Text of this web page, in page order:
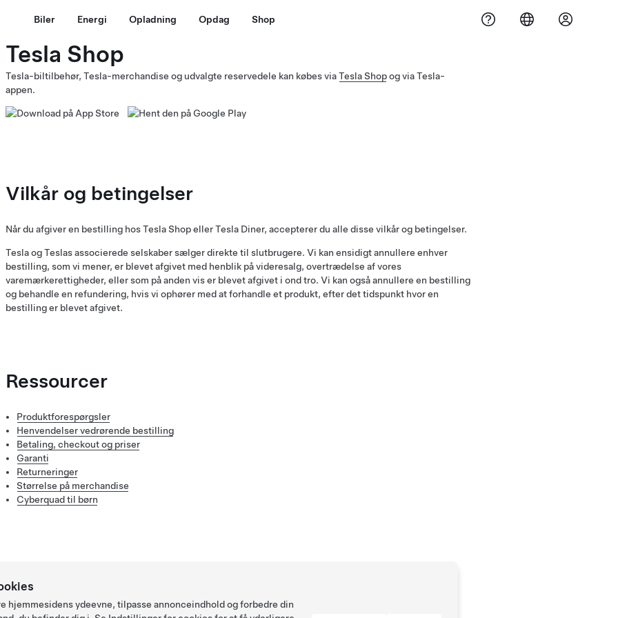
Biler Energi Opladning Opdag Shop
Tesla Shop
Tesla-biltilbehør, Tesla-merchandise og udvalgte reservedele kan købes viaTesla Shopog via Tesla-
appen.
Vilkår og betingelser
Når du afgiver en bestilling hos Tesla Shop eller Tesla Diner, accepterer du alle disse vilkår og betingelser.
Tesla og Teslas associerede selskaber sælger direkte til slutbrugere. Vi kan ensidigt annullere enhver
bestilling, som vi mener, er blevet afgivet med henblik på videresalg, overtrædelse af vores
varemærkerettigheder, eller som på anden vis er blevet afgivet i ond tro. Vi kan også annullere en bestilling
og behandle en refundering, hvis vi ophører med at forhandle et produkt, efter det tidspunkt hvor en
bestilling er blevet afgivet.
Ressourcer
Produktforespørgsler
Henvendelser vedrørende bestilling
Betaling, checkout og priser
Garanti
Returneringer
Størrelse på merchandise
Cyberquad til børn
hjemmesidens ydeevne, tilpasse annonceindhold og forbedre din